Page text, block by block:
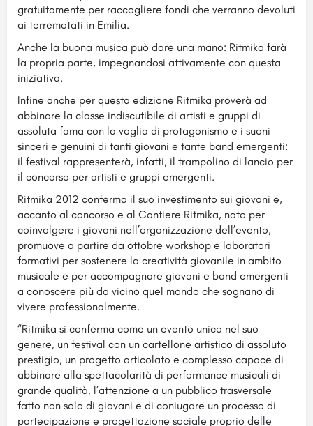
gratuitamente per raccogliere fondi che verranno devoluti
ai terremotati in Emilia.
Anche la buona musica può dare una mano: Ritmika farà
la propria parte, impegnandosi attivamente con questa
iniziativa.
Infine anche per questa edizione Ritmika proverà ad
abbinare la classe indiscutibile di artisti e gruppi di
assoluta fama con la voglia di protagonismo e i suoni
sinceri e genuini di tanti giovani e tante band emergenti:
il festival rappresenterà, infatti, il trampolino di lancio per
il concorso per artisti e gruppi emergenti.
Ritmika 2012 conferma il suo investimento sui giovani e,
accanto al concorso e al Cantiere Ritmika, nato per
coinvolgere i giovani nell’organizzazione dell’evento,
promuove a partire da ottobre workshop e laboratori
formativi per sostenere la creatività giovanile in ambito
musicale e per accompagnare giovani e band emergenti
a conoscere più da vicino quel mondo che sognano di
vivere professionalmente.
“Ritmika si conferma come un evento unico nel suo
genere, un festival con un cartellone artistico di assoluto
prestigio, un progetto articolato e complesso capace di
abbinare alla spettacolarità di performance musicali di
grande qualità, l’attenzione a un pubblico trasversale
fatto non solo di giovani e di coniugare un processo di
partecipazione e progettazione sociale proprio delle